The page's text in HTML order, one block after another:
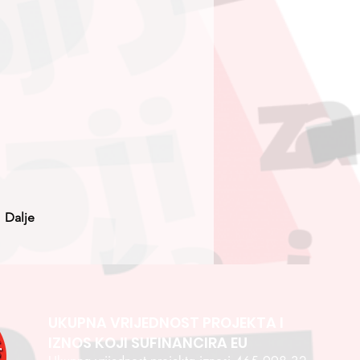
Dalje
IZNOS KOJI SUFINANCIRA EU